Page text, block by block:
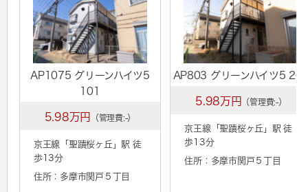
AP1075 グリーンハイツ5
101
5.98万円 （管理費:-）
京王線「 聖蹟桜ヶ丘 」駅 徒
歩13分
住所：多摩市関戸５丁目
AP803 グリーンハイツ5
5.98万円 （管理費:-）
京王線「聖蹟桜ヶ丘 」駅 徒
歩13分
住所：多摩市関戸５丁目